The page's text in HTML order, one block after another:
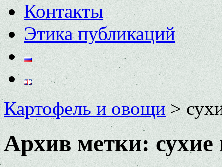
Контакты
Этика публикаций
Картофель и овощи>
Архив метки: